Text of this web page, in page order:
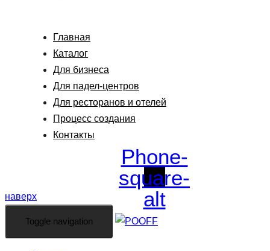
Главная
Каталог
Для бизнеса
Для падел-центров
Для ресторанов и отелей
Процесс создания
Контакты
Phone-
square-
alt
наверх
Toggle navigation